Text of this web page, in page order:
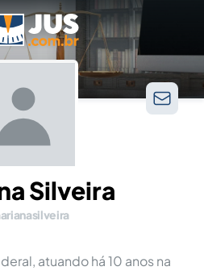
Silveira
atuando há 10 anos na